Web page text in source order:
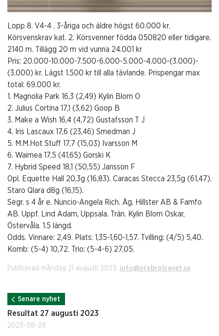
Lopp 8. V4-4 . 3-åriga och äldre högst 60.000 kr.
Körsvenskrav kat. 2. Körsvenner födda 050820 eller tidigare.
2140 m. Tillägg 20 m vid vunna 24.001 kr
Pris: 20.000-10.000-7.500-6.000-5.000-4.000-(3.000)-
(3.000) kr. Lägst 1.500 kr till alla tävlande. Prispengar max
total: 69.000 kr.
1. Magnolia Park 16,3 (2,49) Kylin Blom O
2. Julius Cortina 17,1 (3,62) Goop B
3. Make a Wish 16,4 (4,72) Gustafsson T J
4. Iris Lascaux 17,6 (23,46) Smedman J
5. M.M.Hot Stuff 17,7 (15,03) Ivarsson M
6. Waimea 17,5 (41,65) Gorski K
7. Hybrid Speed 18,1 (50,55) Jansson F
Opl. Equette Hall 20,3g (16,83). Caracas Stecca 23,5g (61,47).
Staro Qlara d8g (16,15).
Segr. s 4 år e. Nuncio-Angela Rich. Äg. Hillster AB & Famfo
AB. Uppf. Lind Adam, Uppsala. Trän. Kylin Blom Oskar,
Östervåla. 1.5 längd.
Odds. Vinnare: 2,49. Plats: 1,35-1,60-1,57. Tvilling: (4/5) 5,40.
Komb: (5-4) 10,72. Trio: (5-4-6) 27,05.
Publicerad måndag 21 augusti 2023. info@orebrotravet.se
Senare nyhet
Resultat 27 augusti 2023
2023-08-28